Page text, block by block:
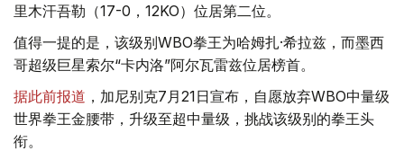
里木汗吾勒（17-0，12KO）位居第二位。
值得一提的是，该级别WBO拳王为哈姆扎·希拉兹，而墨西
哥超级巨星索尔“卡内洛”阿尔瓦雷兹位居榜首。
据此前报道 ，加尼别克7月21日宣布，自愿放弃WBO中量级
世界拳王金腰带，升级至超中量级，挑战该级别的拳王头
衔。